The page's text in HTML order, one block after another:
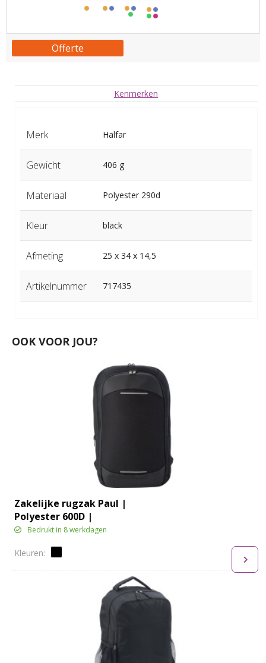
Offerte
Kenmerken
Merk Halfar
Gewicht 406 g
Materiaal Polyester 290d
Kleur black
Afmeting 25 x 34 x 14,5
Artikelnummer 717435
OOK VOOR JOU?
Zakelijke rugzak Paul |
Polyester 600D |
Uitbreidbaar | 22 l
Bedrukt in 8 werkdagen